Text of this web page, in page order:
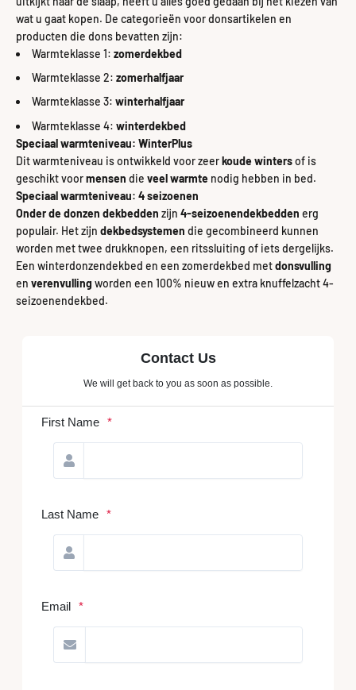
wat u gaat kopen. De categorieën voor donsartikelen en
producten die dons bevatten zijn:
Warmteklasse 1: zomerdekbed
Warmteklasse 2: zomerhalfjaar
Warmteklasse 3: winterhalfjaar
Warmteklasse 4: winterdekbed
Speciaal warmteniveau: WinterPlus
Dit warmteniveau is ontwikkeld voor zeerkoude wintersof is
geschikt voormensen die veel warmte nodig hebben in bed.
Speciaal warmteniveau: 4 seizoenen
Onder de donzen dekbedden zijn 4-seizoenendekbedden erg
populair. Het zijn dekbedsystemen die gecombineerd kunnen
worden met twee drukknopen, een ritssluiting of iets dergelijks.
Een winterdonzendekbed en een zomerdekbed metdonsvulling
en verenvulling worden een 100% nieuw en extra knuffelzacht 4-
seizoenendekbed.